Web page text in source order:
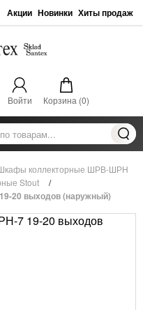
Акции Новинки Хиты продаж
Войти Корзина (0)
коллекторные ШРВ-ШРН
Stout /
20 выходов (наружный)